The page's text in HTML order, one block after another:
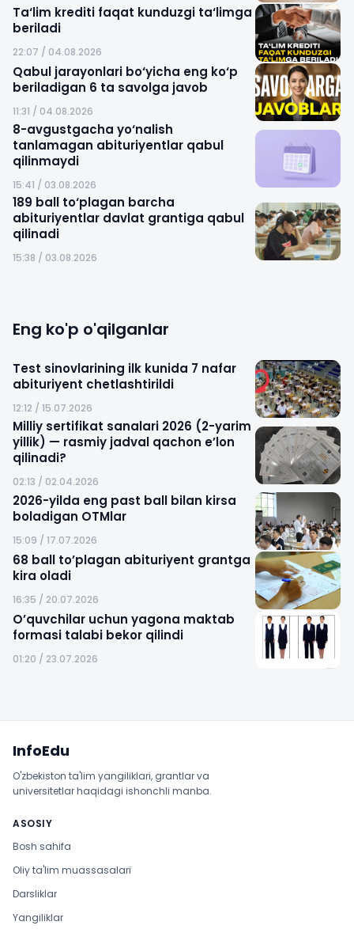
Ta‘lim krediti faqat kunduzgi ta‘limga
beriladi
22:07 / 04.08.2026
Qabul jarayonlari bo‘yicha eng ko‘p
beriladigan 6 ta savolga javob
11:31 / 04.08.2026
8-avgustgacha yo‘nalish
tanlamagan abituriyentlar qabul
qilinmaydi
15:41 / 03.08.2026
189 ball to‘plagan barcha
abituriyentlar davlat grantiga qabul
qilinadi
15:38 / 03.08.2026
Eng ko'p o'qilganlar
Test sinovlarining ilk kunida 7 nafar
abituriyent chetlashtirildi
12:12 / 15.07.2026
Milliy sertifikat sanalari 2026 (2-yarim
yillik) — rasmiy jadval qachon e’lon
qilinadi?
02:13 / 02.04.2026
2026-yilda eng past ball bilan kirsa
boladigan OTMlar
15:09 / 17.07.2026
68 ball to’plagan abituriyent grantga
kira oladi
16:35 / 20.07.2026
O’quvchilar uchun yagona maktab
formasi talabi bekor qilindi
01:20 / 23.07.2026
InfoEdu
O'zbekiston ta'lim yangiliklari, grantlar va
universitetlar haqidagi ishonchli manba.
ASOSIY
Bosh sahifa
Oliy ta'lim muassasalari
Darsliklar
Yangiliklar